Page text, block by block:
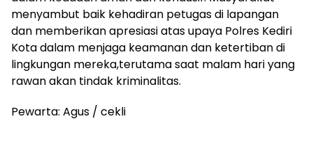
menyambut baik kehadiran petugas di lapangan
dan memberikan apresiasi atas upaya Polres Kediri
Kota dalam menjaga keamanan dan ketertiban di
lingkungan mereka,terutama saat malam hari yang
rawan akan tindak kriminalitas.
Pewarta: Agus / cekli